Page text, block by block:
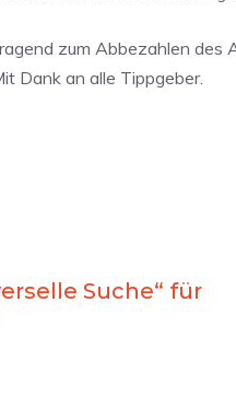
zum Abbezahlen
Dank an alle Tippgeber.
Suche“ für